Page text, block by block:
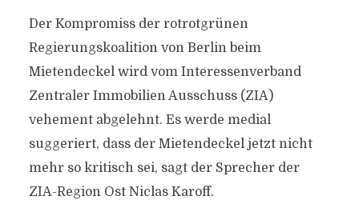
Der Kompromiss der rotrotgrünen
Regierungskoalition von Berlin beim
Mietendeckel wird vom Interessenverband
Zentraler Immobilien Ausschuss (ZIA)
vehement abgelehnt. Es werde medial
suggeriert, dass der Mietendeckel jetzt nicht
mehr so kritisch sei, sagt der Sprecher der
ZIA-Region Ost Niclas Karoff.